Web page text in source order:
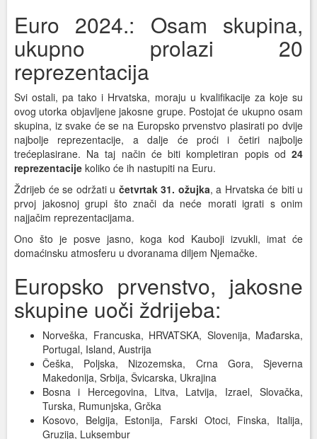
Euro 2024.: Osam skupina,
ukupno prolazi 20
reprezentacija
Svi ostali, pa tako i Hrvatska, moraju u kvalifikacije za koje su
ovog utorka objavljene jakosne grupe. Postojat će ukupno osam
skupina, iz svake će se na Europsko prvenstvo plasirati po dvije
najbolje reprezentacije, a dalje će proći i četiri najbolje
trećeplasirane. Na taj način će biti kompletiran popis od 24
reprezentacije koliko će ih nastupiti na Euru.
Ždrijeb će se održati u četvrtak 31. ožujka, a Hrvatska će biti u
prvoj jakosnoj grupi što znači da neće morati igrati s onim
najjačim reprezentacijama.
Ono što je posve jasno, koga kod Kauboji izvukli, imat će
domaćinsku atmosferu u dvoranama diljem Njemačke.
Europsko prvenstvo, jakosne
skupine uoči ždrijeba:
Norveška, Francuska, HRVATSKA, Slovenija, Mađarska,
Portugal, Island, Austrija
Češka, Poljska, Nizozemska, Crna Gora, Sjeverna
Makedonija, Srbija, Švicarska, Ukrajina
Bosna i Hercegovina, Litva, Latvija, Izrael, Slovačka,
Turska, Rumunjska, Grčka
Kosovo, Belgija, Estonija, Farski Otoci, Finska, Italija,
Gruzija, Luksembur